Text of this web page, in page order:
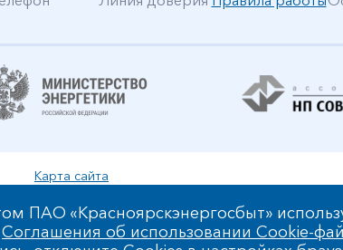
Карта сайта
собственности
обработки персональных данных
ПАО «Красноярскэнергосбыт»
Соглашения об использовании Cookie-